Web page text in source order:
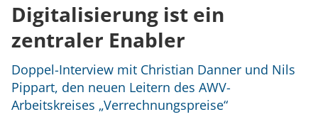
Digitalisierung ist ein
zentraler Enabler
Doppel-Interview mit Christian Danner und Nils
Pippart, den neuen Leitern des AWV-
Arbeitskreises „Verrechnungspreise“